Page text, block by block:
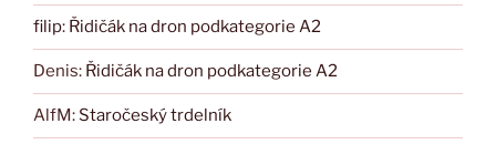
filip: Řidičák na dron podkategorie A2
Denis: Řidičák na dron podkategorie A2
AlfM: Staročeský trdelník